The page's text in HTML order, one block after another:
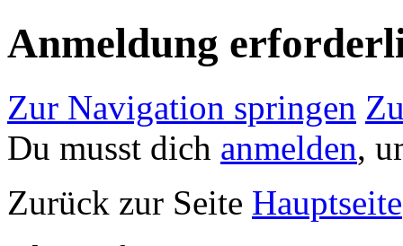
Anmeldung
Zur Navigation springen
Du musst dich anmelden,
Zurück zur Seite Hauptseite